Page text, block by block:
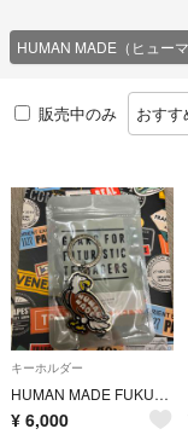
HUMAN MADE（ヒューマ
販売中のみ おすす
キーホルダー
HUMAN MADE FUKUOKA STORE KEYCHAIN
¥ 6,000